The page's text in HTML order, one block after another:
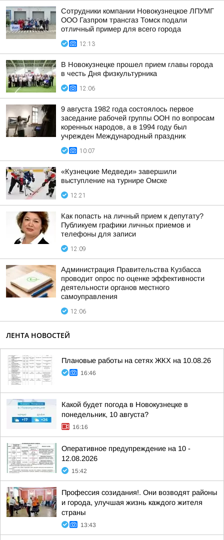
Сотрудники компании Новокузнецкое ЛПУМГ
ООО Газпром трансгаз Томск подали
отличный пример для всего города
12:13
В Новокузнецке прошел прием главы города
в честь Дня физкультурника
12:06
9 августа 1982 года состоялось первое
заседание рабочей группы ООН по вопросам
коренных народов, а в 1994 году был
учрежден Международный праздник
10:07
«Кузнецкие Медведи» завершили
выступление на турнире Омске
12:21
Как попасть на личный прием к депутату?
Публикуем графики личных приемов и
телефоны для записи
12:09
Администрация Правительства Кузбасса
проводит опрос по оценке эффективности
деятельности органов местного
самоуправления
12:06
ЛЕНТА НОВОСТЕЙ
Плановые работы на сетях ЖКХ на 10.08.26
16:46
Какой будет погода в Новокузнецке в
понедельник, 10 августа?
16:16
Оперативное предупреждение на 10 -
12.08.2026
15:42
Профессия созидания!. Они возводят районы
и города, улучшая жизнь каждого жителя
страны
13:43